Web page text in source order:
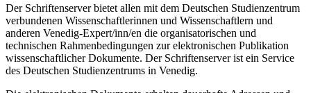
Der Schriftenserver bietet allen mit dem Deutschen Studienzentrum
verbundenen Wissenschaftlerinnen und Wissenschaftlern und
anderen Venedig-Expert/inn/en die organisatorischen und
technischen Rahmenbedingungen zur elektronischen Publikation
wissenschaftlicher Dokumente. Der Schriftenserver ist ein Service
des Deutschen Studienzentrums in Venedig.